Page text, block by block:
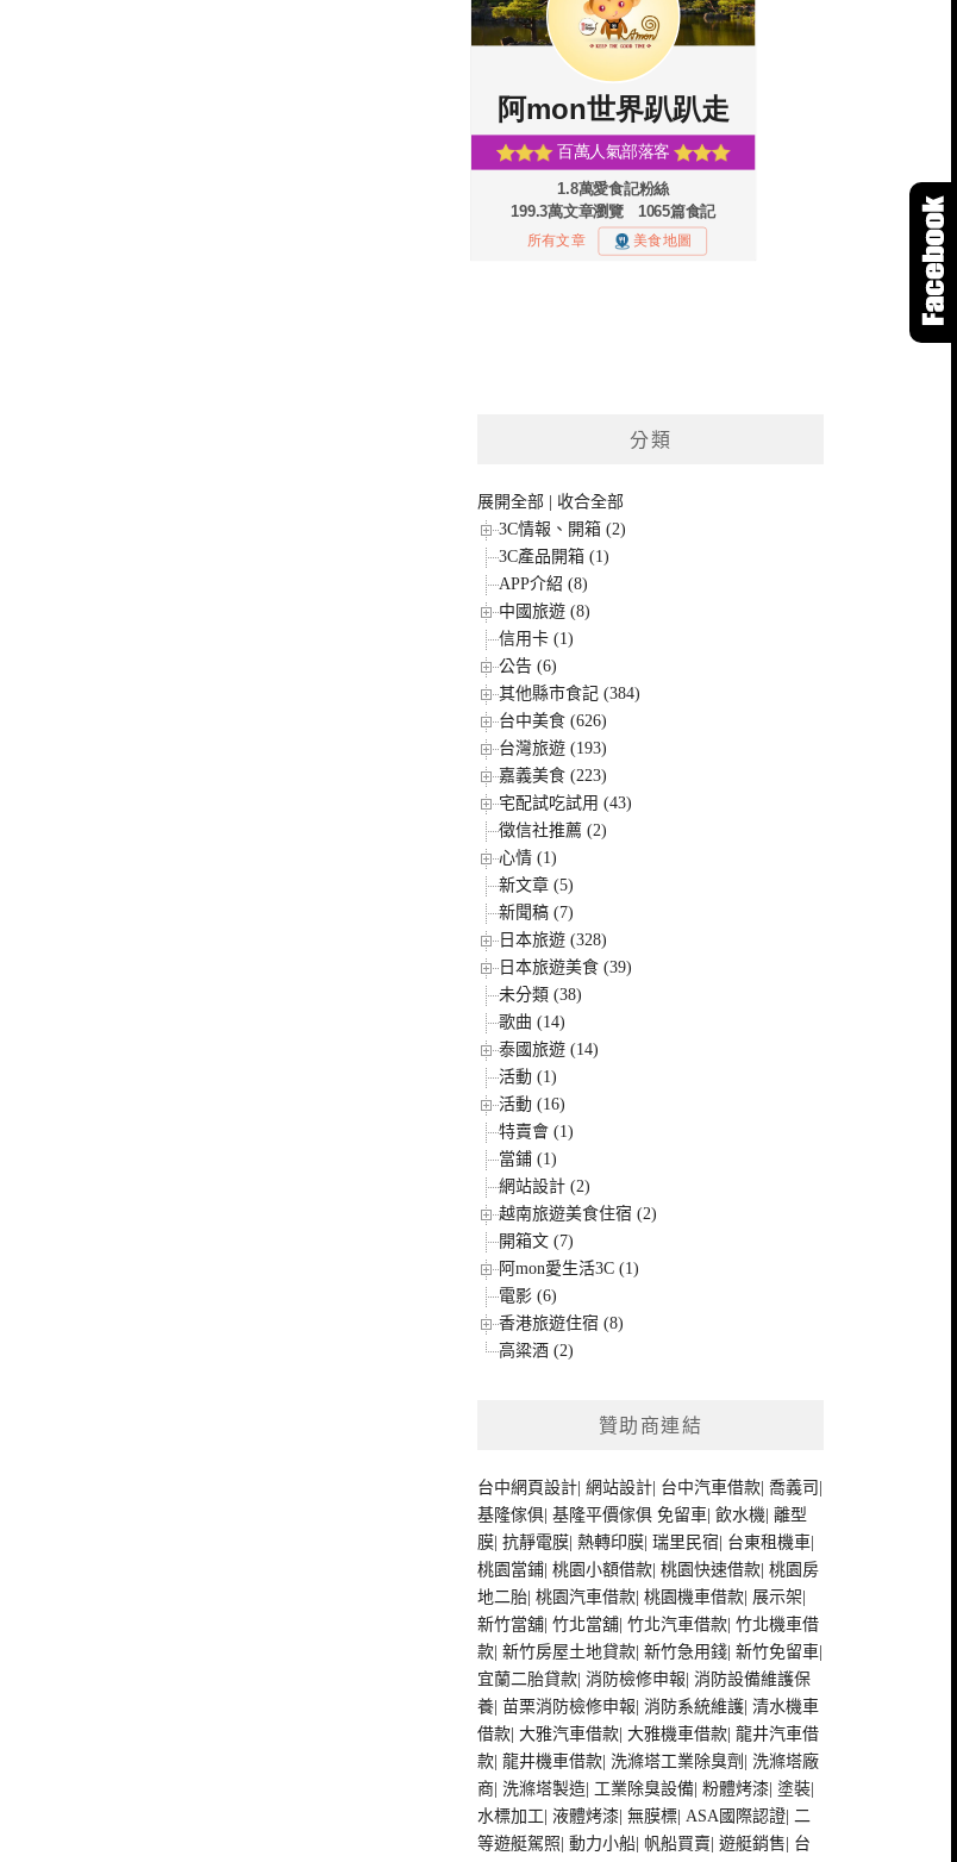
分類
展開全部
收合全部
3C情報、開箱 (2)
3C產品開箱 (1)
APP介紹 (8)
中國旅遊 (8)
信用卡 (1)
公告 (6)
其他縣市食記 (384)
台中美食 (626)
台灣旅遊 (193)
嘉義美食 (223)
宅配試吃試用 (43)
徵信社推薦 (2)
心情 (1)
新文章 (5)
新聞稿 (7)
日本旅遊 (328)
日本旅遊美食 (39)
未分類 (38)
歌曲 (14)
泰國旅遊 (14)
活動 (1)
活動 (16)
特賣會 (1)
當鋪 (1)
網站設計 (2)
越南旅遊美食住宿 (2)
開箱文 (7)
阿mon愛生活3C (1)
電影 (6)
香港旅遊住宿 (8)
高粱酒 (2)
贊助商連結
台中網頁設計 |網站設計 台中汽車借款 |喬義司
基隆傢俱 |基隆平價傢俱 免留車 |飲水機 |離型
膜 |抗靜電膜 |熱轉印膜 |瑞里民宿 台東租機車
桃園當鋪 |桃園小額借款 |桃園快速借款 |桃園房
地二胎 |桃園汽車借款 |桃園機車借款 展示架
新竹當舖 |竹北當舖 |竹北汽車借款 |竹北機車借
款 |新竹房屋土地貸款 |新竹急用錢 |新竹免留車
宜蘭二胎貸款 |消防檢修申報 |消防設備維護保
養 |苗栗消防檢修申報 |消防系統維護 |清水機車
借款 |大雅汽車借款 |大雅機車借款 |龍井汽車借
款 |龍井機車借款 洗滌塔工業除臭劑
洗滌塔廠
商 洗滌塔製造 工業除臭設備 |粉體烤漆 |塗裝
水標加工 |液體烤漆 |無膜標 |ASA國際認證 |二
等遊艇駕照 |動力小船 帆船買賣 |遊艇銷售 台